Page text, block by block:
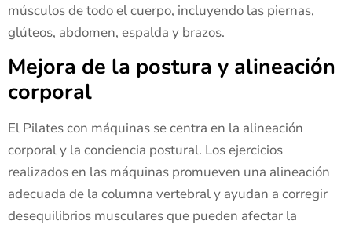
músculos de todo el cuerpo, incluyendo las piernas,
glúteos, abdomen, espalda y brazos.
Mejora de la postura y alineación
corporal
El Pilates con máquinas se centra en la alineación
corporal y la conciencia postural. Los ejercicios
realizados en las máquinas promueven una alineación
adecuada de la columna vertebral y ayudan a corregir
desequilibrios musculares que pueden afectar la